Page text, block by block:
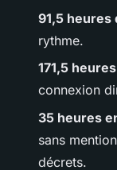
91,5 heures
rythme.
171,5
connexion
35 heures
sans
décrets.